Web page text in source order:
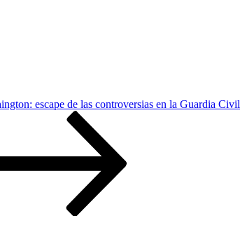
escape de las controversias en la Guardia Civil